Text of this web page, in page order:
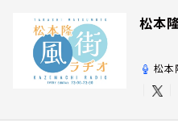
松本
松本